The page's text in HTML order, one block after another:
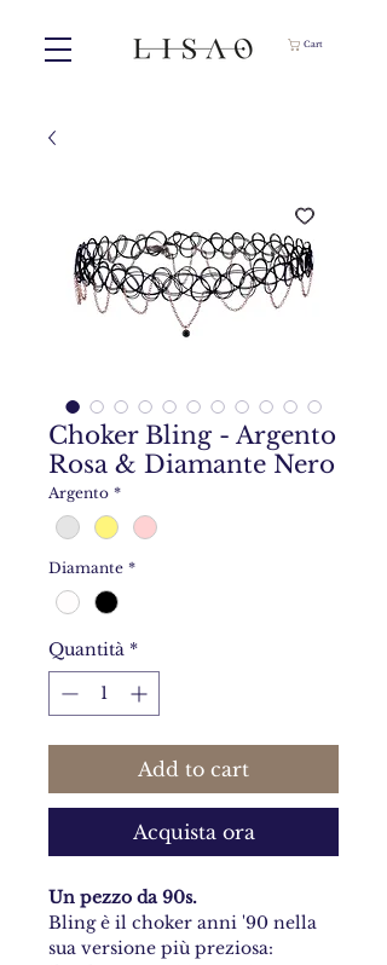
Cart
Choker Bling - Argento
Rosa & Diamante Nero
Argento *
Diamante *
Quantità *
Add to cart
Acquista ora
Un pezzo da 90s.
Bling è il choker anni '90 nella
sua versione più preziosa: